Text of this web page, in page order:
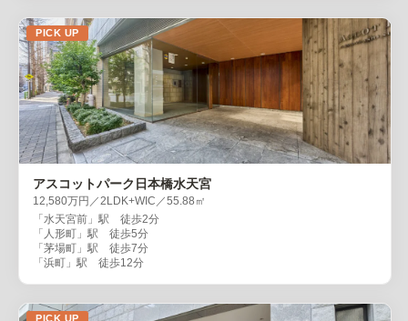
PICK UP
アスコットパーク日本橋水天宮
12,580万円／2LDK+WIC／55.88㎡
「水天宮前」駅 徒歩2分
「人形町」駅 徒歩5分
「茅場町」駅 徒歩7分
「浜町」駅 徒歩12分
PICK UP